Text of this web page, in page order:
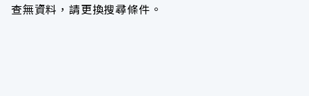
查無資料，請更換搜尋條件。